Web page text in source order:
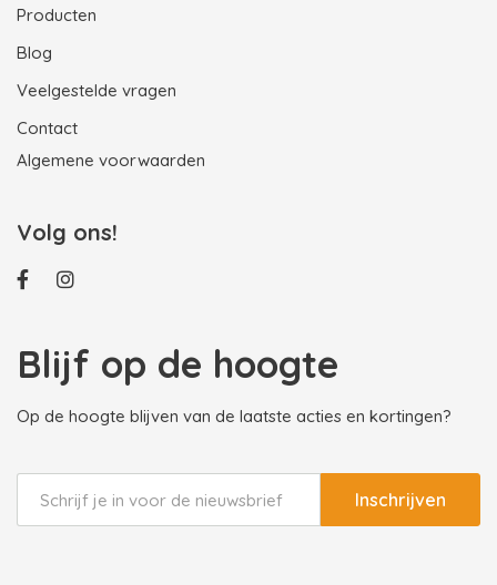
Producten
Blog
Veelgestelde vragen
Contact
Algemene voorwaarden
Volg ons!
Blijf op de hoogte
Op de hoogte blijven van de laatste acties en kortingen?
Inschrijven